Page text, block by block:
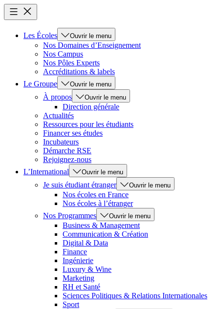
Les Écoles Ouvrir le menu
Nos Domaines d’Enseignement
Nos Campus
Nos Pôles Experts
Accréditations & labels
Le Groupe
Ouvrir le menu
À propos Ouvrir le menu
Direction générale
Actualités
Ressources pour les étudiants
Financer ses études
Incubateurs
Démarche RSE
Rejoignez-nous
L’International
Ouvrir le menu
Je suis étudiant étranger Ouvrir le menu
Nos écoles en France
Nos écoles à l’étranger
Nos Programmes
Ouvrir le menu
Business & Management
Communication & Création
Digital & Data
Finance
Ingénierie
Luxury & Wine
Marketing
RH et Santé
Sciences Politiques & Relations Internationales
Sport